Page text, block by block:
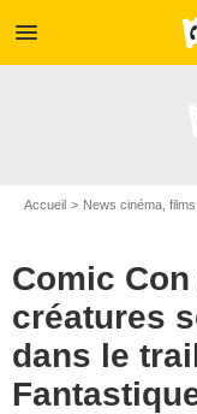
menu
Accueil News cinéma,
Comic
créatures
dans le